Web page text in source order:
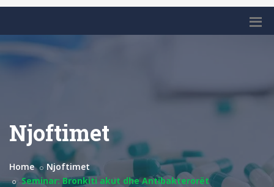
Njoftimet
Home
Njoftimet
Seminar: Bronkiti akut dhe Antibakterorët